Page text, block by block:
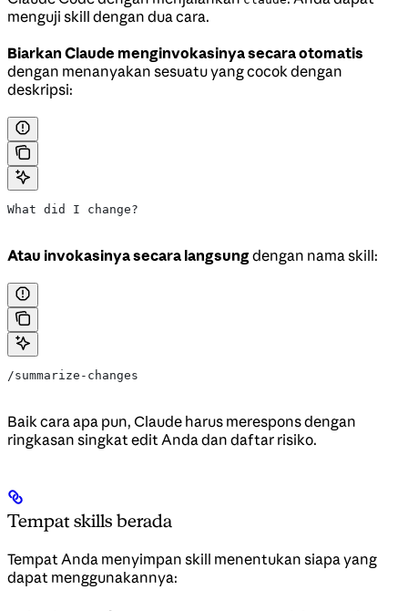
menguji skill dengan dua cara.
Biarkan Claude menginvokasinya secara otomatis
dengan menanyakan sesuatu yang cocok dengan
deskripsi:
What did I change?
Atau invokasinya secara langsungdengan nama skill:
/summarize-changes
Baik cara apa pun, Claude harus merespons dengan
ringkasan singkat edit Anda dan daftar risiko.
Tempat skills berada
Tempat Anda menyimpan skill menentukan siapa yang
dapat menggunakannya: